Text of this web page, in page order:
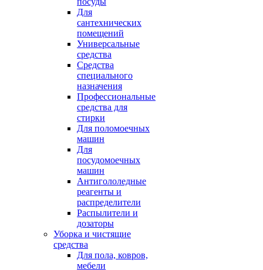
Для
сантехнических
помещений
Универсальные
средства
Средства
специального
назначения
Профессиональные
средства для
стирки
Для поломоечных
машин
Для
посудомоечных
машин
Антигололедные
реагенты и
распределители
Распылители и
дозаторы
Уборка и чистящие
средства
Для пола, ковров,
мебели